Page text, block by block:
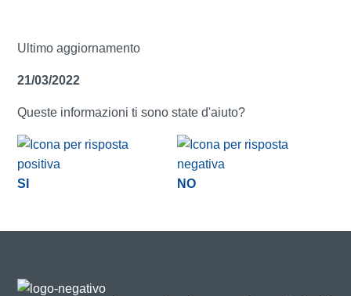
Ultimo aggiornamento
21/03/2022
Queste informazioni ti sono state d'aiuto?
SI NO